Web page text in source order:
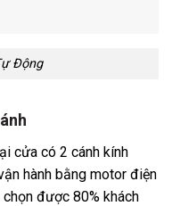
Động
cửa có 2 cánh kính
hành bằng motor điện
được 80% khách